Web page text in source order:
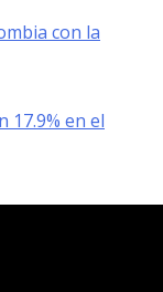
con la
17.9% en el